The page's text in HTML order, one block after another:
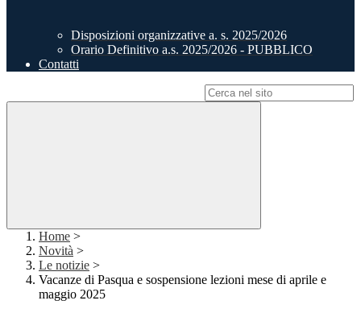
Disposizioni organizzative a. s. 2025/2026
Orario Definitivo a.s. 2025/2026 - PUBBLICO
Contatti
Home >
Novità >
Le notizie >
Vacanze di Pasqua e sospensione lezioni mese di aprile e
maggio 2025